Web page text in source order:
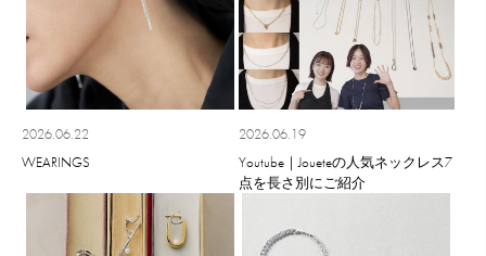
2026.06.22
WEARINGS
2026.06.19
Youtube｜Joueteの人気ネックレス7
点を長さ別にご紹介